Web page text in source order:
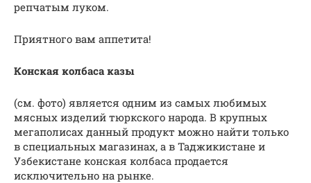
репчатым луком.
Приятного вам аппетита!
Конская колбаса казы
(см. фото) является одним из самых любимых
мясных изделий тюркского народа. В крупных
мегаполисах данный продукт можно найти только
в специальных магазинах, а в Таджикистане и
Узбекистане конская колбаса продается
исключительно на рынке.